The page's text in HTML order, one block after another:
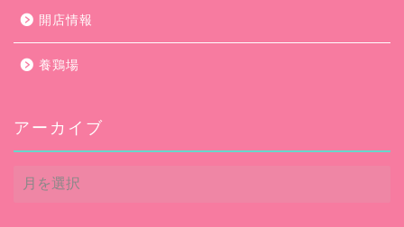
開店情報
養鶏場
アーカイブ
ア
ー